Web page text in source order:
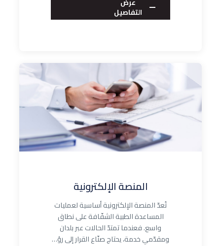
التفاصيل
المنصة الإلكترونية
تُعدّ المنصة الإلكترونية أساسية لعمليات
المساعدة الطبية الشفّافة على نطاق
واسع. فعندما تمتدّ الحالات عبر بلدان
ومقدّمي خدمة، يحتاج صنّاع القرار إلى رؤ…